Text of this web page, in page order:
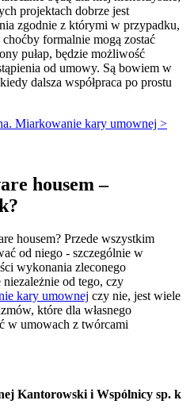
projektach dobrze jest
zgodnie z którymi w przypadku,
formalnie mogą zostać
pułap, będzie możliwość
od umowy. Są bowiem w
dalsza współpraca po prostu
Miarkowanie kary umownej >
housem –
housem? Przede wszystkim
od niego - szczególnie w
wykonania zleconego
od tego, czy
kary umownej czy nie, jest wiele
które dla własnego
w umowach z twórcami
Kantorowski i Wspólnicy sp. k